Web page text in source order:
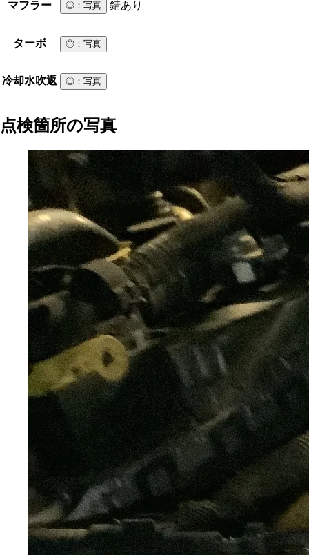
マフラー ◎ ：写真 錆あり
ターボ ◎ ：写真
冷却水吹返 ◎ ：写真
点検箇所の写真